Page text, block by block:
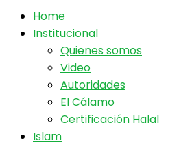
Home
Institucional
Quienes somos
Video
Autoridades
El Cálamo
Certificación Halal
Islam